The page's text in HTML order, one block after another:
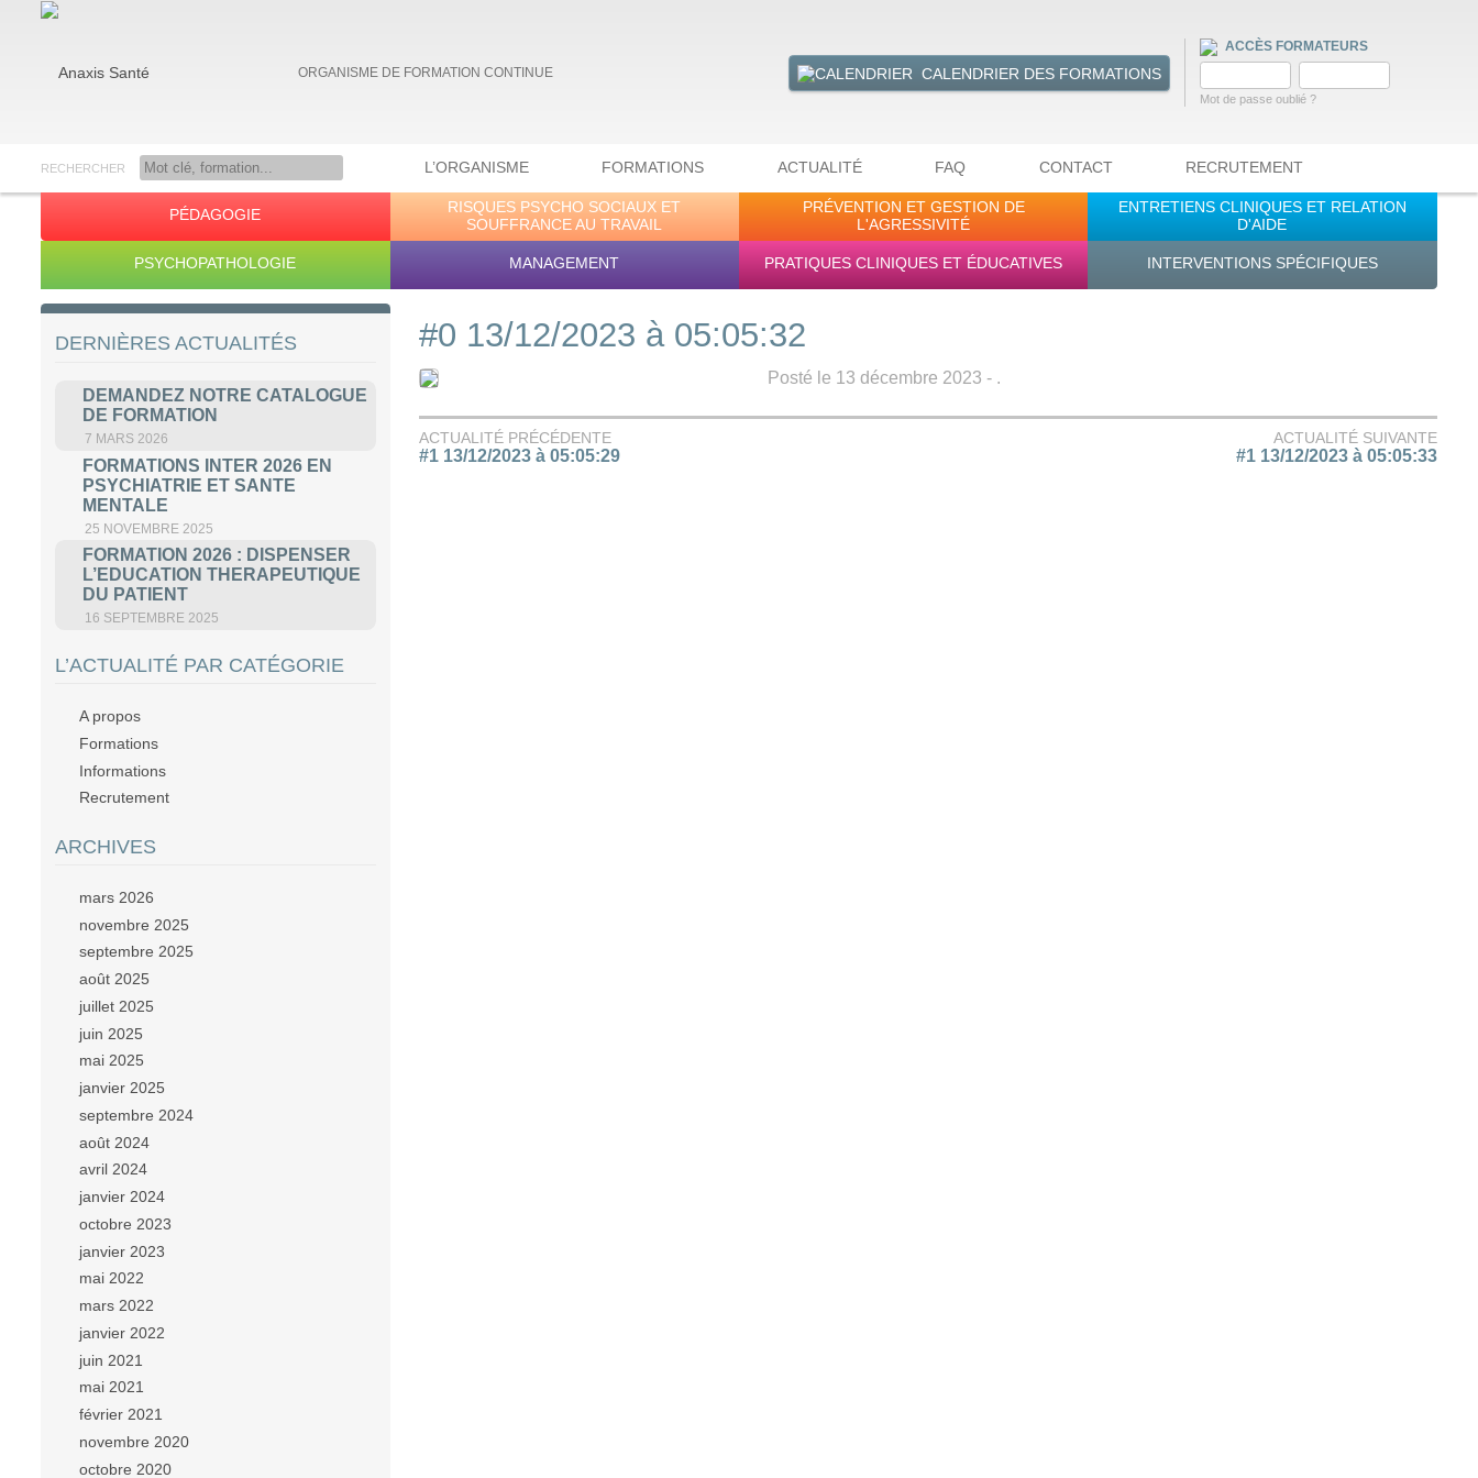
ORGANISME DE FORMATION CONTINUE CALENDRIER DES FORMATIONS
ACCÈS FORMATEURS
Mot de passe oublié ?
RECHERCHER L’ORGANISME FORMATIONS ACTUALITÉ FAQ CONTACT RECRUTEMENT
PÉDAGOGIE
RISQUES PSYCHO SOCIAUX ET
SOUFFRANCE AU TRAVAIL
PRÉVENTION ET GESTION DE
L'AGRESSIVITÉ
ENTRETIENS CLINIQUES ET RELATION
D'AIDE
PSYCHOPATHOLOGIE MANAGEMENT PRATIQUES CLINIQUES ET ÉDUCATIVES INTERVENTIONS SPÉCIFIQUES
#0 13/12/2023 à 05:05:32
Posté le 13 décembre 2023 - .
ACTUALITÉ PRÉCÉDENTE
#1 13/12/2023 à 05:05:29
ACTUALITÉ SUIVANTE
#1 13/12/2023 à 05:05:33
DERNIÈRES ACTUALITÉS
DEMANDEZ NOTRE CATALOGUE
DE FORMATION
7 MARS 2026
FORMATIONS INTER 2026 EN
PSYCHIATRIE ET SANTE
MENTALE
25 NOVEMBRE 2025
FORMATION 2026 : DISPENSER
L’EDUCATION THERAPEUTIQUE
DU PATIENT
16 SEPTEMBRE 2025
L’ACTUALITÉ PAR CATÉGORIE
A propos
Formations
Informations
Recrutement
ARCHIVES
mars 2026
novembre 2025
septembre 2025
août 2025
juillet 2025
juin 2025
mai 2025
janvier 2025
septembre 2024
août 2024
avril 2024
janvier 2024
octobre 2023
janvier 2023
mai 2022
mars 2022
janvier 2022
juin 2021
mai 2021
février 2021
novembre 2020
octobre 2020